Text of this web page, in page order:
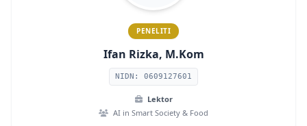
PENELITI
Ifan Rizka, M.Kom
NIDN: 0609127601
Lektor
AI in Smart Society & Food